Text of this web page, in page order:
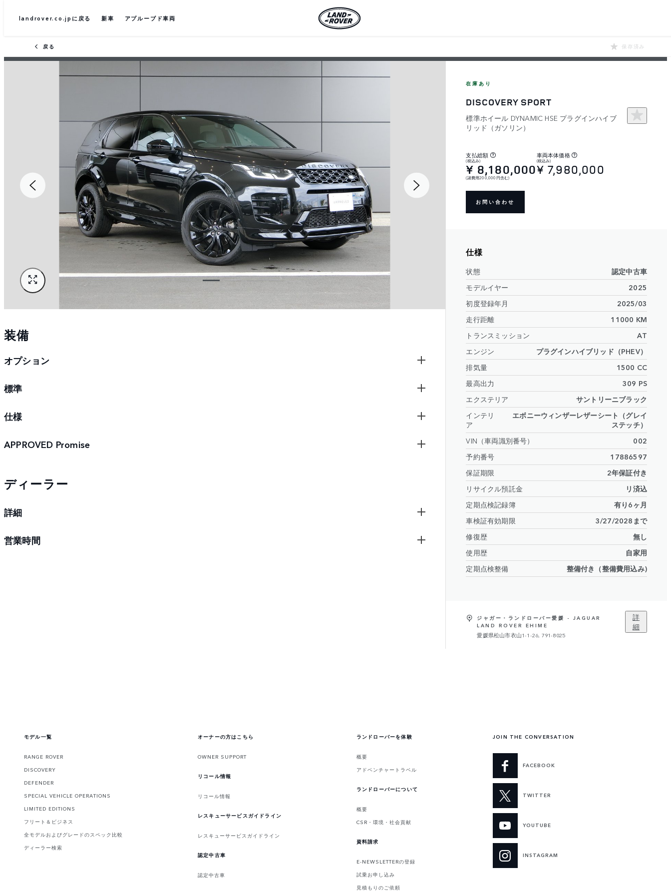
landrover.co.jpに戻る 新車 アプルーブド車両
戻る 保存済み
装備
オプション
標準
仕様
APPROVED Promise
ディーラー
詳細
営業時間
在庫あり
DISCOVERY SPORT
標準ホイール DYNAMIC HSE プラグインハイブ
リッド（ガソリン）
支払総額
(税込み)
¥ 8,180,000
(諸費用200,000円含む)
車両本体価格
(税込み)
¥ 7,980,000
お問い合わせ
仕様
状態
認定中古車
モデルイヤー
2025
初度登録年月
2025/03
走行距離
11000 KM
トランスミッション
AT
エンジン
プラグインハイブリッド（PHEV）
排気量
1500 CC
最高出力
309 PS
エクステリア
サントリーニブラック
インテリ
ア
エボニーウィンザーレザーシート（グレイ
ステッチ）
VIN（車両識別番号）
002
予約番号
17886597
保証期限
2年保証付き
リサイクル預託金
リ済込
定期点検記録簿
有り6ヶ月
車検証有効期限
3/27/2028まで
修復歴
無し
使用歴
自家用
定期点検整備
整備付き（整備費用込み)
ジャガー・ランドローバー愛媛 - JAGUAR
LAND ROVER EHIME
愛媛県松山市衣山1-1-26, 791-8025
詳
細
モデル一覧
RANGE ROVER
DISCOVERY
DEFENDER
SPECIAL VEHICLE OPERATIONS
LIMITED EDITIONS
フリート＆ビジネス
全モデルおよびグレードのスペック比較
ディーラー検索
オーナーの方はこちら
OWNER SUPPORT
リコール情報
リコール情報
レスキューサービスガイドライン
レスキューサービスガイドライン
認定中古車
認定中古車
ランドローバーを体験
概要
アドベンチャートラベル
ランドローバーについて
概要
CSR・環境・社会貢献
資料請求
E-NEWSLETTERの登録
試乗お申し込み
見積もりのご依頼
JOIN THE CONVERSATION
FACEBOOK
TWITTER
YOUTUBE
INSTAGRAM